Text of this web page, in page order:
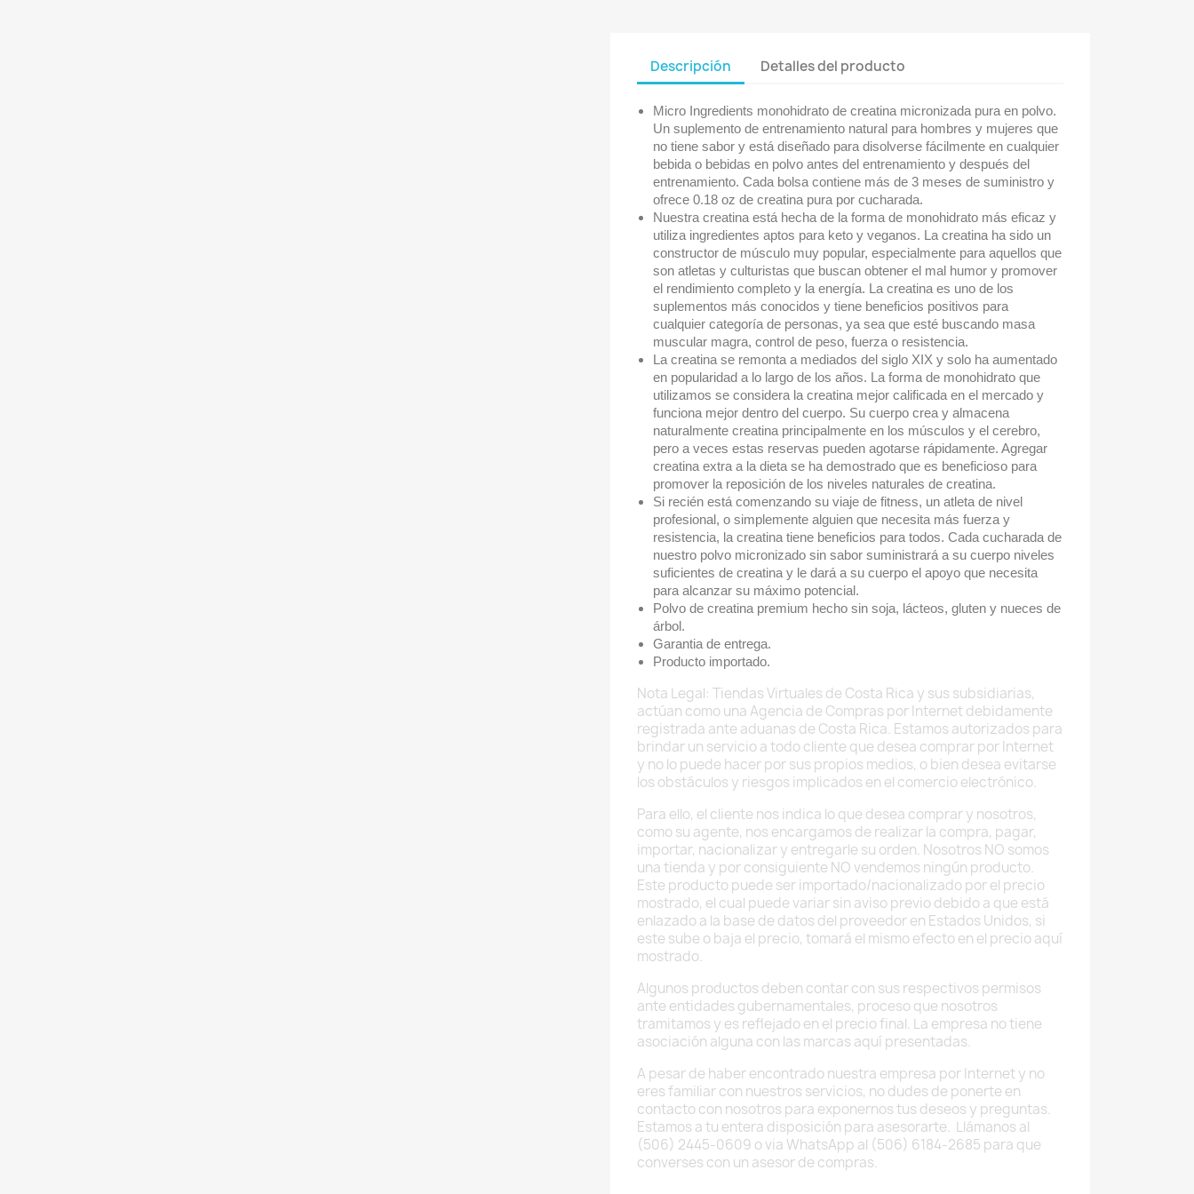
Descripción Detalles del producto
Micro Ingredients monohidrato de creatina micronizada pura en polvo.
Un suplemento de entrenamiento natural para hombres y mujeres que
no tiene sabor y está diseñado para disolverse fácilmente en cualquier
bebida o bebidas en polvo antes del entrenamiento y después del
entrenamiento. Cada bolsa contiene más de 3 meses de suministro y
ofrece 0.18 oz de creatina pura por cucharada.
Nuestra creatina está hecha de la forma de monohidrato más eficaz y
utiliza ingredientes aptos para keto y veganos. La creatina ha sido un
constructor de músculo muy popular, especialmente para aquellos que
son atletas y culturistas que buscan obtener el mal humor y promover
el rendimiento completo y la energía. La creatina es uno de los
suplementos más conocidos y tiene beneficios positivos para
cualquier categoría de personas, ya sea que esté buscando masa
muscular magra, control de peso, fuerza o resistencia.
La creatina se remonta a mediados del siglo XIX y solo ha aumentado
en popularidad a lo largo de los años. La forma de monohidrato que
utilizamos se considera la creatina mejor calificada en el mercado y
funciona mejor dentro del cuerpo. Su cuerpo crea y almacena
naturalmente creatina principalmente en los músculos y el cerebro,
pero a veces estas reservas pueden agotarse rápidamente. Agregar
creatina extra a la dieta se ha demostrado que es beneficioso para
promover la reposición de los niveles naturales de creatina.
Si recién está comenzando su viaje de fitness, un atleta de nivel
profesional, o simplemente alguien que necesita más fuerza y
resistencia, la creatina tiene beneficios para todos. Cada cucharada de
nuestro polvo micronizado sin sabor suministrará a su cuerpo niveles
suficientes de creatina y le dará a su cuerpo el apoyo que necesita
para alcanzar su máximo potencial.
Polvo de creatina premium hecho sin soja, lácteos, gluten y nueces de
árbol.
Garantia de entrega.
Producto importado.
Nota Legal: Tiendas Virtuales de Costa Rica y sus subsidiarias,
actúan como una Agencia de Compras por Internet debidamente
registrada ante aduanas de Costa Rica. Estamos autorizados para
brindar un servicio a todo cliente que desea comprar por Internet
y no lo puede hacer por sus propios medios, o bien desea evitarse
los obstáculos y riesgos implicados en el comercio electrónico.
Para ello, el cliente nos indica lo que desea comprar y nosotros,
como su agente, nos encargamos de realizar la compra, pagar,
importar, nacionalizar y entregarle su orden. Nosotros NO somos
una tienda y por consiguiente NO vendemos ningún producto.
Este producto puede ser importado/nacionalizado por el precio
mostrado, el cual puede variar sin aviso previo debido a que está
enlazado a la base de datos del proveedor en Estados Unidos, si
este sube o baja el precio, tomará el mismo efecto en el precio aquí
mostrado.
Algunos productos deben contar con sus respectivos permisos
ante entidades gubernamentales, proceso que nosotros
tramitamos y es reflejado en el precio final. La empresa no tiene
asociación alguna con las marcas aquí presentadas.
A pesar de haber encontrado nuestra empresa por Internet y no
eres familiar con nuestros servicios, no dudes de ponerte en
contacto con nosotros para exponernos tus deseos y preguntas.
Estamos a tu entera disposición para asesorarte. Llámanos al
(506) 2445-0609 o via WhatsApp al (506) 6184-2685 para que
converses con un asesor de compras.